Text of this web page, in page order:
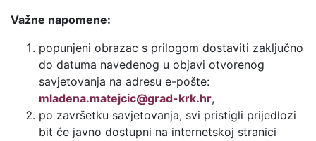
Važne napomene:
popunjeni obrazac s prilogom dostaviti zaključno
do datuma navedenog u objavi otvorenog
savjetovanja na adresu e-pošte:
mladena.matejcic@grad-krk.hr,
po završetku savjetovanja, svi pristigli prijedlozi
bit će javno dostupni na internetskoj stranici